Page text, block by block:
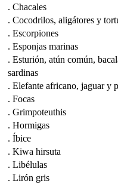
. Chacales
. Cocodrilos, aligátores y
. Escorpiones
. Esponjas marinas
. Esturión, atún común,
sardinas
. Elefante africano, jaguar y
. Focas
. Grimpoteuthis
. Hormigas
. Íbice
. Kiwa hirsuta
. Libélulas
. Lirón gris